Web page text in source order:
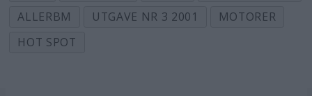
ALLERBM
UTGAVE NR 3 2001
MOTORER
HOT SPOT